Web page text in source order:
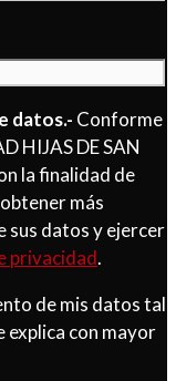
datos.- Conforme
HIJAS DE SAN
la finalidad de
más
sus datos y ejercer
privacidad.
de mis datos tal
explica con mayor